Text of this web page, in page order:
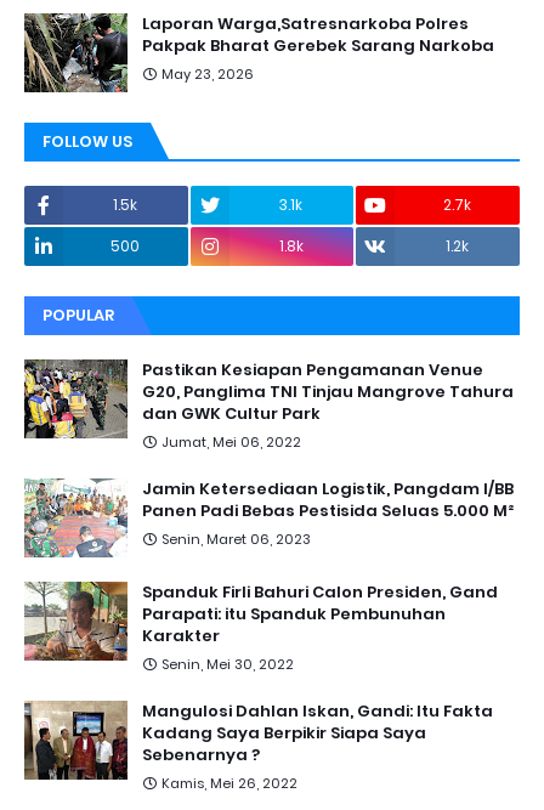
Laporan Warga,Satresnarkoba Polres
Pakpak Bharat Gerebek Sarang Narkoba
May 23, 2026
FOLLOW US
1.5k 3.1k
2.7k
500
1.8k 1.2k
POPULAR
Pastikan Kesiapan Pengamanan Venue
G20, Panglima TNI Tinjau Mangrove Tahura
dan GWK Cultur Park
Jumat, Mei 06, 2022
Jamin Ketersediaan Logistik, Pangdam I/BB
Panen Padi Bebas Pestisida Seluas 5.000 M²
Senin, Maret 06, 2023
Spanduk Firli Bahuri Calon Presiden, Gand
Parapati: itu Spanduk Pembunuhan
Karakter
Senin, Mei 30, 2022
Mangulosi Dahlan Iskan, Gandi: Itu Fakta
Kadang Saya Berpikir Siapa Saya
Sebenarnya ?
Kamis, Mei 26, 2022